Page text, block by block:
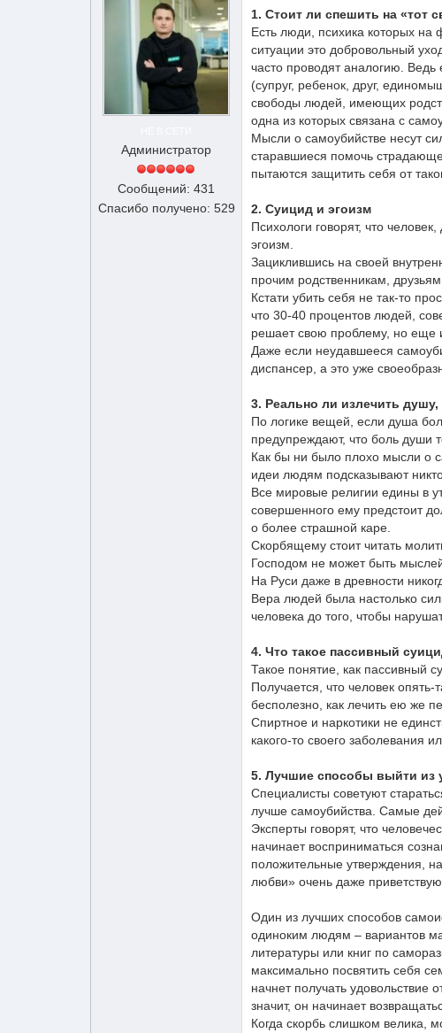
Администратор
Сообщений: 431
Спасибо получено: 529
1. Стоит ли спешить на «тот
Есть люди, психика которых на
ситуации это добровольный
часто проводят аналогию.
(супруг, ребенок, друг,
свободы людей, имеющих
одна из которых связана с
Мысли о самоубийстве несут
старавшиеся помочь
пытаются защитить себя от
2. Суицид и эгоизм
Психологи говорят, что
эгоизм.
Зациклившись на своей
прочим родственникам,
Кстати убить себя не так-то
что 30-40 процентов людей,
решает свою проблему, но еще
Даже если неудавшееся
диспансер, а это уже
3. Реально ли излечить душу,
По логике вещей, если душа
предупреждают, что боль души
Как бы ни было плохо мысли о
идеи людям подсказывают
Все мировые религии едины в
совершенного ему предстоит
о более страшной каре.
Скорбящему стоит читать
Господом не может быть
На Руси даже в древности
Вера людей была настолько
человека до того, чтобы
4. Что такое пассивный
Такое понятие, как пассивный
Получается, что человек
бесполезно, как лечить ею же
Спиртное и наркотики не
какого-то своего заболевания
5. Лучшие способы выйти из
Специалисты советуют
лучше самоубийства. Самые
Эксперты говорят, что
начинает восприниматься
положительные утверждения,
любви» очень даже
Один из лучших способов
одиноким людям – вариантов
литературы или книг по
максимально посвятить себя
начнет получать удовольствие
значит, он начинает
Когда скорбь слишком велика,